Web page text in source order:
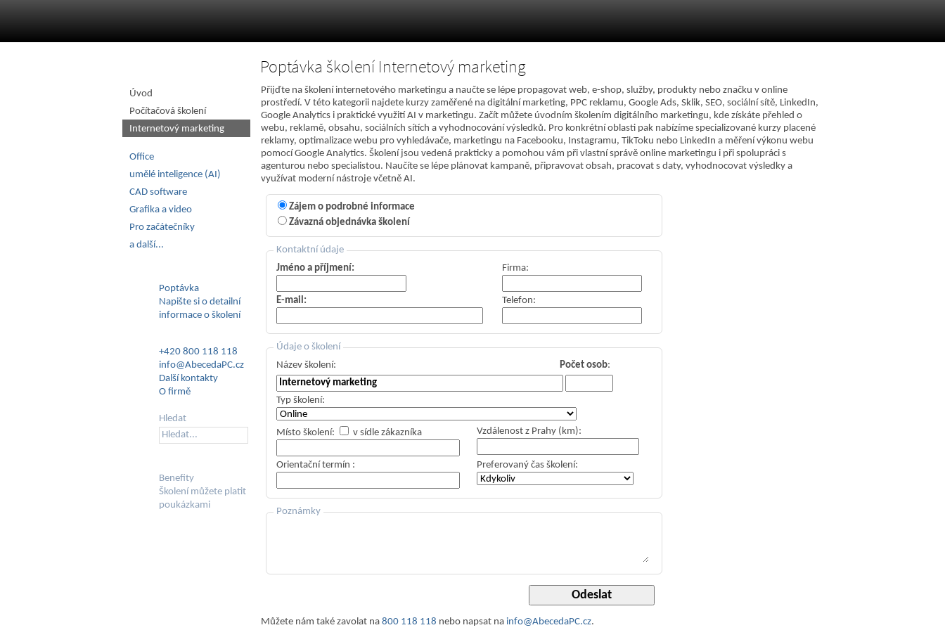
Poptávka školení Internetový marketing
Přijďte na školení internetového marketingu a naučte se lépe propagovat web, e-shop, služby, produkty nebo značku v online
prostředí. V této kategorii najdete kurzy zaměřené na digitální marketing, PPC reklamu, Google Ads, Sklik, SEO, sociální sítě, LinkedIn,
Google Analytics i praktické využití AI v marketingu. Začít můžete úvodním školením digitálního marketingu, kde získáte přehled o
webu, reklamě, obsahu, sociálních sítích a vyhodnocování výsledků. Pro konkrétní oblasti pak nabízíme specializované kurzy placené
reklamy, optimalizace webu pro vyhledávače, marketingu na Facebooku, Instagramu, TikToku nebo LinkedIn a měření výkonu webu
pomocí Google Analytics. Školení jsou vedená prakticky a pomohou vám při vlastní správě online marketingu i při spolupráci s
agenturou nebo specialistou. Naučíte se lépe plánovat kampaně, připravovat obsah, pracovat s daty, vyhodnocovat výsledky a
využívat moderní nástroje včetně AI.
Zájem o podrobné informace
Závazná objednávka školení
Kontaktní údaje
Jméno a příjmení:
Firma:
E-mail: Telefon:
Údaje o školení
Název školení:
Počet osob:
Typ školení:
Místo školení: v sídle zákazníka Vzdálenost z Prahy (km):
Orientační termín : Preferovaný čas školení:
Poznámky
Můžete nám také zavolat na 800 118 118 nebo napsat na info@AbecedaPC.cz.
Úvod
Počítačová školení
Internetový marketing
Office
umělé inteligence (AI)
CAD software
Grafika a video
Pro začátečníky
a další...
Poptávka
Napište si o detailní
informace o školení
+420 800 118 118
info@AbecedaPC.cz
Další kontakty
O firmě
Hledat
Benefity
Školení můžete platit
poukázkami